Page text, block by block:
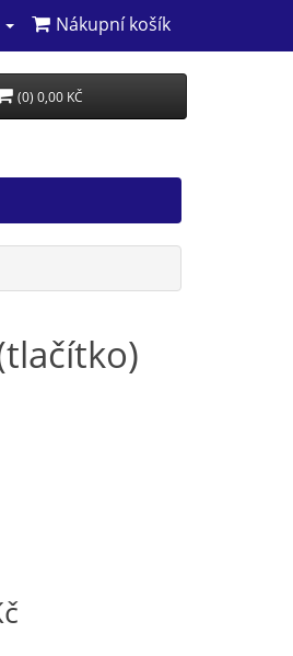
Nákupní košík
(0) 0,00 KČ